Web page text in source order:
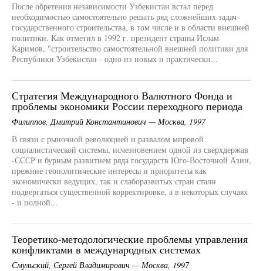
После обретения независимости Узбекистан встал перед
необходимостью самостоятельно решать ряд сложнейших задач
государственного строительства, в том числе и в области внешней
политики. Как отметил в 1992 г. президент страны Ислам
Каримов, "строительство самостоятельной внешней политики для
Республики Узбекистан - одно из новых и практически...
Стратегия Международного Валютного Фонда и
проблемы экономики России переходного периода
Филиппов, Дмитрий Константинович — Москва, 1997
В связи с рыночной революцией и развалом мировой
социалистической системы, исчезновением одной из сверхдержав
-СССР и бурным развитием ряда государств Юго-Восточной Азии,
прежние геополитические интересы и приоритеты как
экономически ведущих, так и слаборазвитых стран стали
подвергаться существенной корректировке, а в некоторых случаях
- и полной...
Теоретико-методологические проблемы управления
конфликтами в международных системах
Смульский, Сергей Владимирович — Москва, 1997